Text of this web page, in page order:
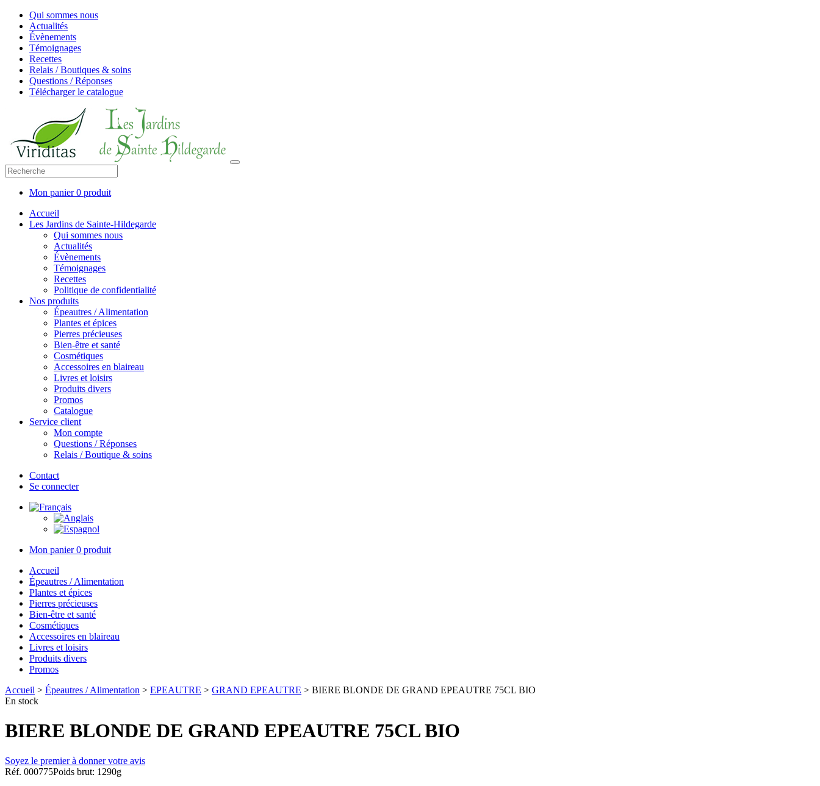
Qui sommes nous
Actualités
Évènements
Témoignages
Recettes
Relais / Boutiques & soins
Questions / Réponses
Télécharger le catalogue
Mon panier0 produit
Accueil
Les Jardins de Sainte-Hildegarde
Qui sommes nous
Actualités
Évènements
Témoignages
Recettes
Politique de confidentialité
Nos produits
Épeautres / Alimentation
Plantes et épices
Pierres précieuses
Bien-être et santé
Cosmétiques
Accessoires en blaireau
Livres et loisirs
Produits divers
Promos
Catalogue
Service client
Mon compte
Questions / Réponses
Relais / Boutique & soins
Contact
Se connecter
Mon panier0 produit
Accueil
Épeautres / Alimentation
Plantes et épices
Pierres précieuses
Bien-être et santé
Cosmétiques
Accessoires en blaireau
Livres et loisirs
Produits divers
Promos
Accueil > Épeautres / Alimentation > EPEAUTRE > GRAND EPEAUTRE > BIERE BLONDE DE GRAND EPEAUTRE 75CL BIO
En stock
BIERE BLONDE DE GRAND EPEAUTRE 75CL BIO
Soyez le premier à donner votre avis
Réf. 000775Poids brut: 1290g